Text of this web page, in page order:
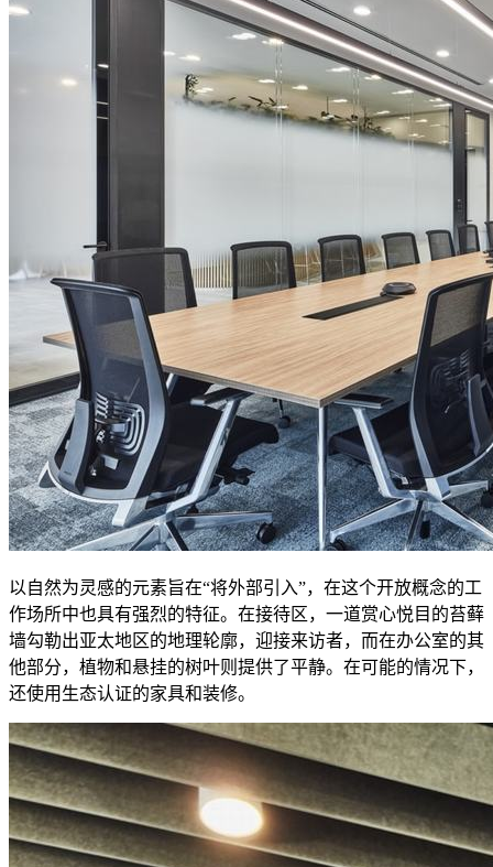
以自然为灵感的元素旨在“将外部引入”，在这个开放概念的工
作场所中也具有强烈的特征。在接待区，一道赏心悦目的苔藓
墙勾勒出亚太地区的地理轮廓，迎接来访者，而在办公室的其
他部分，植物和悬挂的树叶则提供了平静。在可能的情况下，
还使用生态认证的家具和装修。